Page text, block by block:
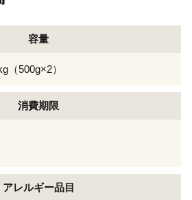
容量
（500g×2）
消費期限
アレルギー品目